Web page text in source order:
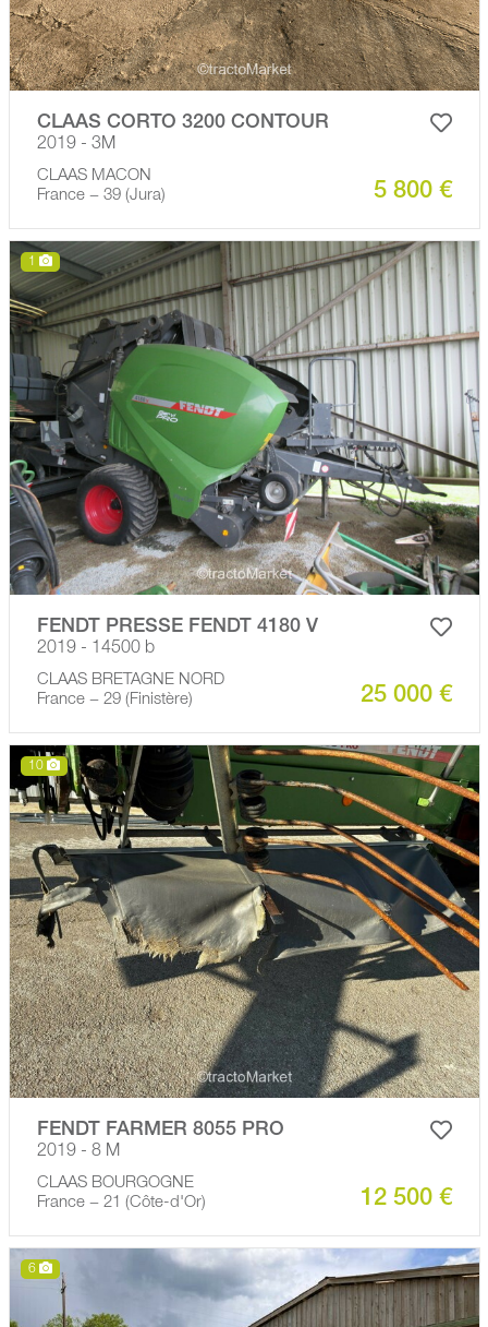
CLAAS CORTO 3200 CONTOUR
2019 - 3M
CLAAS MACON
France − 39 (Jura)
5 800 €
1
FENDT PRESSE FENDT 4180 V
2019 - 14500 b
CLAAS BRETAGNE NORD
France − 29 (Finistère)
25 000 €
10
FENDT FARMER 8055 PRO
2019 - 8 M
CLAAS BOURGOGNE
France − 21 (Côte-d'Or)
12 500 €
6